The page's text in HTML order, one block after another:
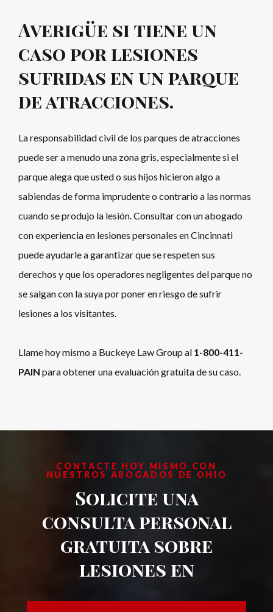
Averigüe si tiene un
caso por lesiones
sufridas en un parque
de atracciones.
La responsabilidad civil de los parques de atracciones
puede ser a menudo una zona gris, especialmente si el
parque alega que usted o sus hijos hicieron algo a
sabiendas de forma imprudente o contrario a las normas
cuando se produjo la lesión. Consultar con un abogado
con experiencia en lesiones personales en Cincinnati
puede ayudarle a garantizar que se respeten sus
derechos y que los operadores negligentes del parque no
se salgan con la suya por poner en riesgo de sufrir
lesiones a los visitantes.
Llame hoy mismo a Buckeye Law Group al 1-800-411-
PAIN para obtener una evaluación gratuita de su caso.
CONTACTE HOY MISMO CON
NUESTROS ABOGADOS DE OHIO
Solicite una
consulta personal
gratuita sobre
lesiones en